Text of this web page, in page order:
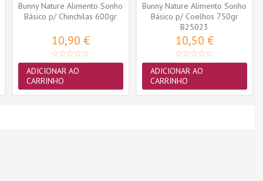
Bunny Nature Alimento Sonho
Básico p/ Chinchilas 600gr
10,90 €
ADICIONAR AO
CARRINHO
Bunny Nature Alimento Sonho
Básico p/ Coelhos 750gr
B25023
10,50 €
ADICIONAR AO
CARRINHO